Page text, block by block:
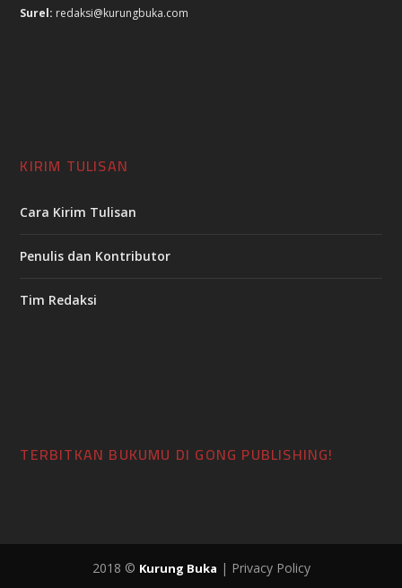
Surel: redaksi@kurungbuka.com
KIRIM TULISAN
Cara Kirim Tulisan
Penulis dan Kontributor
Tim Redaksi
TERBITKAN BUKUMU DI GONG PUBLISHING!
2018 © Kurung Buka | Privacy Policy